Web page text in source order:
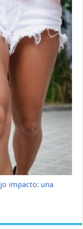
impacto: una